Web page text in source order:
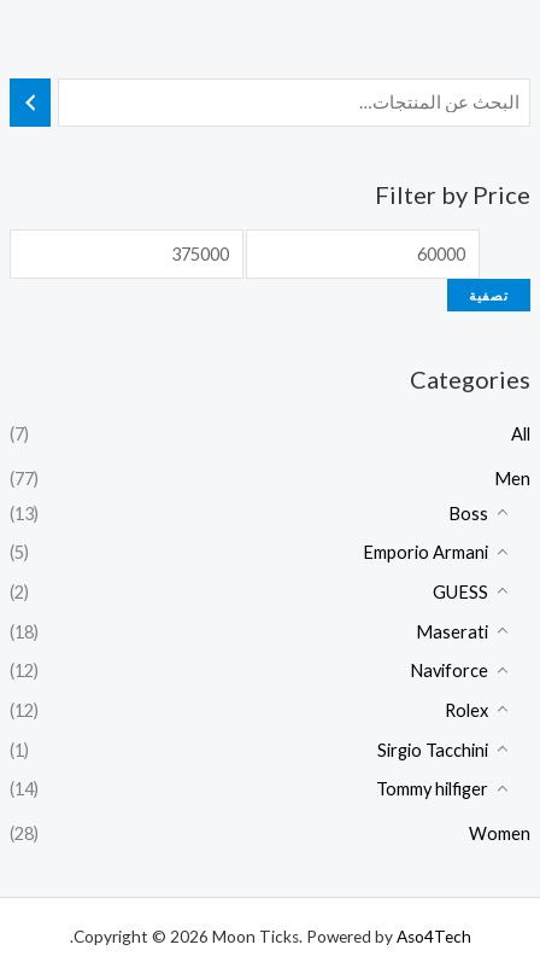
Filter by Price
تصفية
Categories
All
(7)
Men
(77)
Boss
(13)
Emporio Armani
(5)
GUESS
(2)
Maserati
(18)
Naviforce
(12)
Rolex
(12)
Sirgio Tacchini
(1)
Tommy hilfiger
(14)
Women
(28)
Copyright © 2026 Moon Ticks. Powered byAso4Tech
.